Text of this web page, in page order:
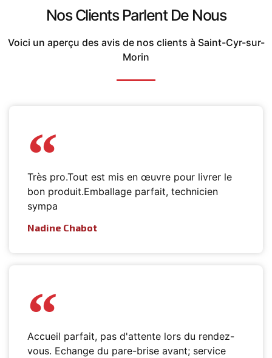
Nos Clients Parlent De Nous
Voici un aperçu des avis de nos clients à Saint-Cyr-sur-
Morin
Très pro.Tout est mis en œuvre pour livrer le
bon produit.Emballage parfait, technicien
sympa
Nadine Chabot
Accueil parfait, pas d'attente lors du rendez-
vous. Echange du pare-brise avant; service